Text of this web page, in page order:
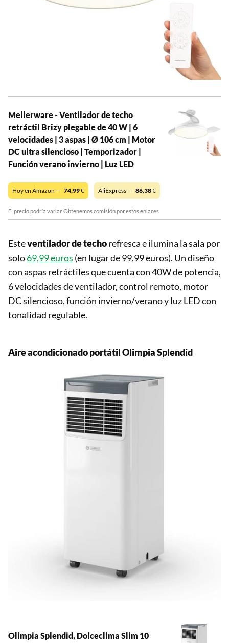
Mellerware - Ventilador de techo
retráctil Brizy plegable de 40 W | 6
velocidades | 3 aspas | Ø 106 cm | Motor
DC ultra silencioso | Temporizador |
Función verano invierno | Luz LED
Hoy en Amazon — 74,99€ AliExpress — 86,38€
El precio podría variar. Obtenemos comisión por estos enlaces
Esteventilador de techorefresca e ilumina la sala por
solo69,99 euros (en lugar de 99,99 euros). Un diseño
con aspas retráctiles que cuenta con 40W de potencia,
6 velocidades de ventilador, control remoto, motor
DC silencioso, función invierno/verano y luz LED con
tonalidad regulable.
Aire acondicionado portátilOlimpia Splendid
Olimpia Splendid, Dolceclima Slim 10